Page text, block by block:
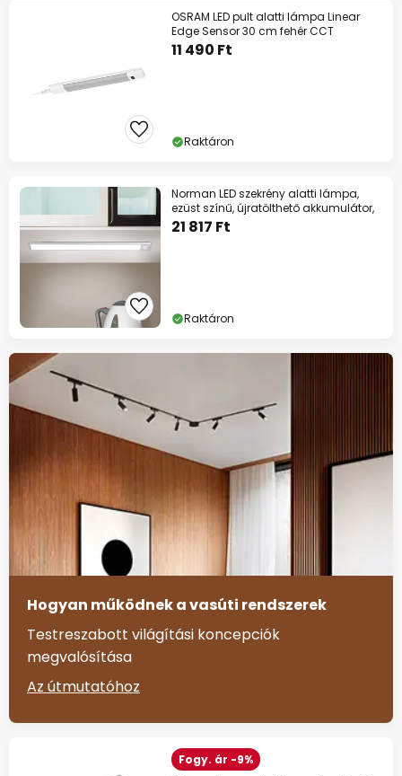
OSRAM LED pult alatti lámpa Linear
Edge Sensor 30 cm fehér CCT
11 490 Ft
Raktáron
Norman LED szekrény alatti lámpa,
ezüst színű, újratölthető akkumulátor,
21 817 Ft
Raktáron
Hogyan működnek a vasúti rendszerek
Testreszabott világítási koncepciók
megvalósítása
Az útmutatóhoz
Fogy. ár -9%